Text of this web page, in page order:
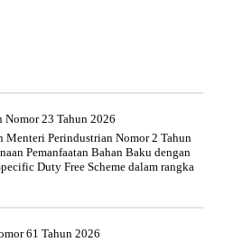
Nomor 23 Tahun 2026
Menteri Perindustrian Nomor 2 Tahun
Pemanfaatan Bahan Baku dengan
Duty Free Scheme dalam rangka
61 Tahun 2026